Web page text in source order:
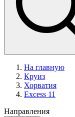
На главную
Круиз
Хорватия
Excess 11
Направления